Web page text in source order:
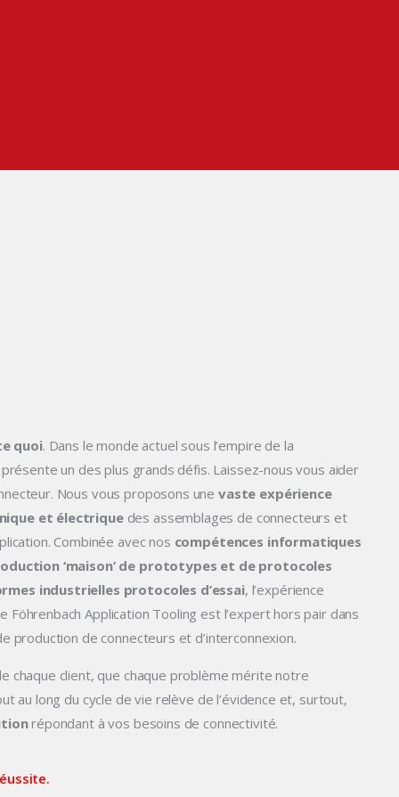
quoi. Dans le monde actuel sous l’empire de la
un des plus grands défis. Laissez-nous vous aider
Nous vous proposons unevaste expérience
et électriquedes assemblages de connecteurs et
Combinée avec nos compétences informatiques
‘maison’ de prototypes et de protocoles
industrielles protocoles d’essai, l’expérience
Application Tooling est l’expert hors pair dans
production de connecteurs et d’interconnexion.
chaque client, que chaque problème mérite notre
au long du cycle de vie relève de l’évidence et, surtout,
répondant à vos besoins de connectivité.